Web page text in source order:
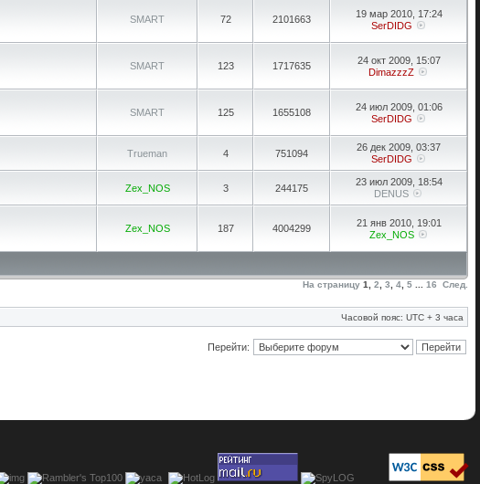
SMART 72 2101663
19 мар 2010, 17:24
SerDIDG
SMART 123 1717635
24 окт 2009, 15:07
DimazzzZ
SMART 125 1655108
24 июл 2009, 01:06
SerDIDG
Trueman 4 751094
26 дек 2009, 03:37
SerDIDG
Zex_NOS 3 244175
23 июл 2009, 18:54
DENUS
Zex_NOS 187 4004299
21 янв 2010, 19:01
Zex_NOS
На страницу 1 2 3 4 5 16 След.
Часовой пояс: UTC + 3 часа
Перейти: